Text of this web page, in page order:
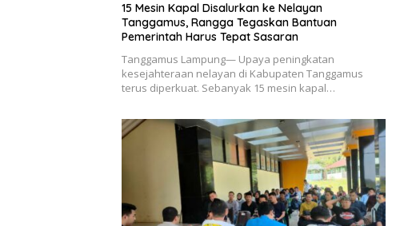
15 Mesin Kapal Disalurkan ke Nelayan
Tanggamus, Rangga Tegaskan Bantuan
Pemerintah Harus Tepat Sasaran
Tanggamus Lampung— Upaya peningkatan
kesejahteraan nelayan di Kabupaten Tanggamus
terus diperkuat. Sebanyak 15 mesin kapal…